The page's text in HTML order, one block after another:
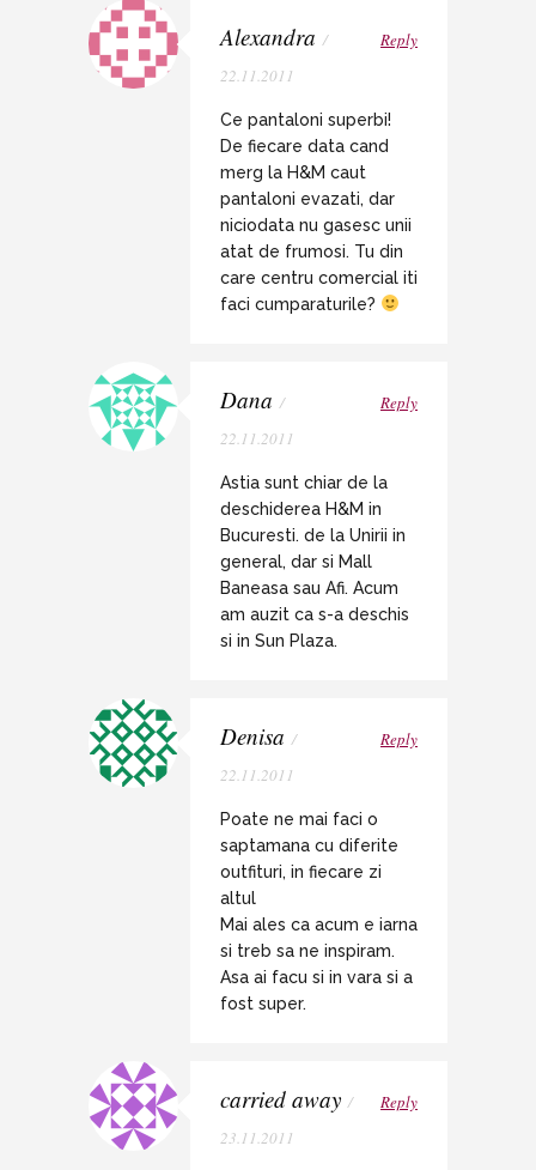
Alexandra /
22.11.2011
Reply
Ce pantaloni superbi!
De fiecare data cand
merg la H&M caut
pantaloni evazati, dar
niciodata nu gasesc unii
atat de frumosi. Tu din
care centru comercial iti
faci cumparaturile?
Dana /
22.11.2011
Reply
Astia sunt chiar de la
deschiderea H&M in
Bucuresti. de la Unirii in
general, dar si Mall
Baneasa sau Afi. Acum
am auzit ca s-a deschis
si in Sun Plaza.
Denisa /
22.11.2011
Reply
Poate ne mai faci o
saptamana cu diferite
outfituri, in fiecare zi
altul
Mai ales ca acum e iarna
si treb sa ne inspiram.
Asa ai facu si in vara si a
fost super.
carried away /
23.11.2011
Reply